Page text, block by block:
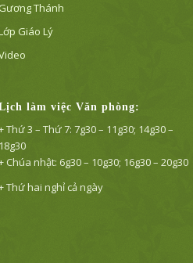
Gương Thánh
Giáo Lý
làm việc Văn phòng:
Thứ 3 – Thứ 7: 7g30 – 11g30; 14g30 –
18g30
Chúa nhật: 6g30 – 10g30; 16g30 – 20g30
Thứ hai nghỉ cả ngày